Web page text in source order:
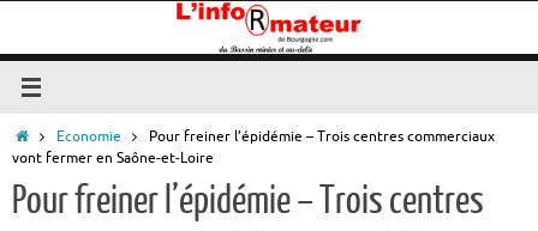
contenu
AccueilEconomie
Pour freiner l’épidémie – Trois centres commerciaux
vont fermer en Saône-et-Loire
Pour freiner l’épidémie – Trois centres